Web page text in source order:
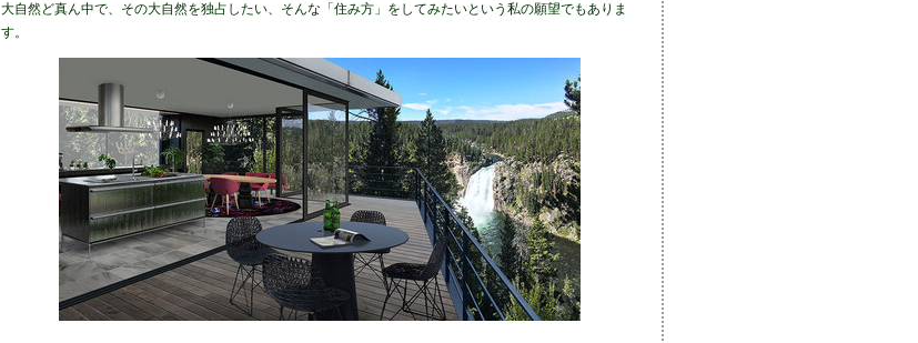
大自然ど真ん中で、その大自然を独占したい、そんな「住み方」をしてみたいという私の願望でもありま
す。